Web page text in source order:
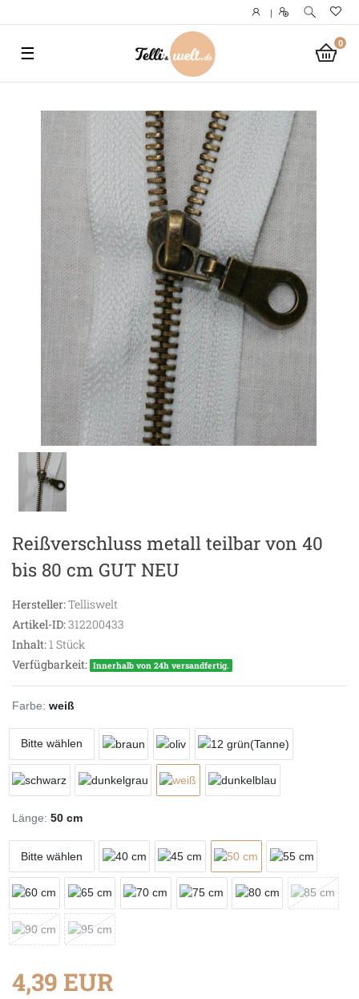
|
0
☰
Reißverschluss metall teilbar von 40
bis 80 cm GUT NEU
Hersteller:Telliswelt
Artikel-ID:312200433
Inhalt:1 Stück
Verfügbarkeit: Innerhalb von 24h versandfertig.
Farbe: weiß
Bitte wählen
Länge: 50 cm
Bitte wählen
4,39 EUR